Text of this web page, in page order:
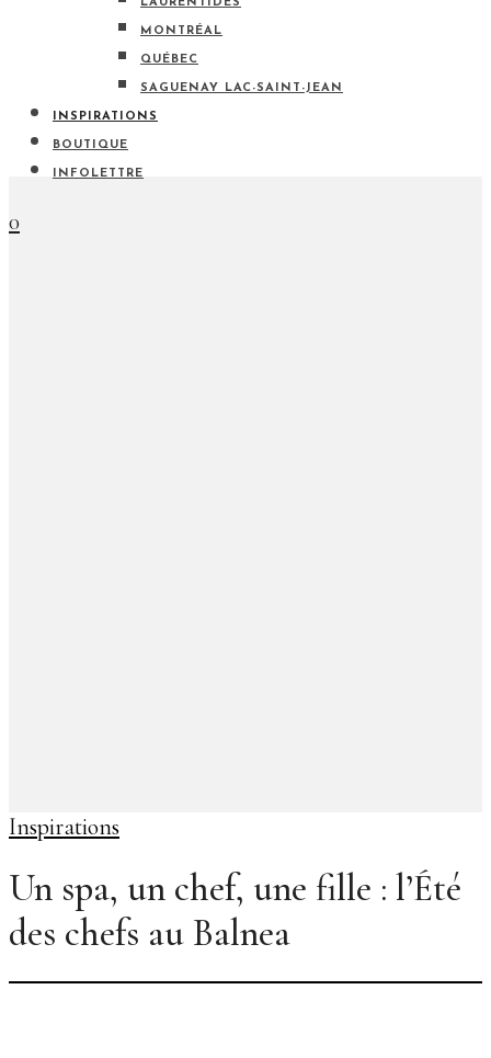
LAURENTIDES
MONTRÉAL
QUÉBEC
SAGUENAY LAC-SAINT-JEAN
INSPIRATIONS
BOUTIQUE
INFOLETTRE
0
Inspirations
Un spa, un chef, une fille : l’Été
des chefs au Balnea